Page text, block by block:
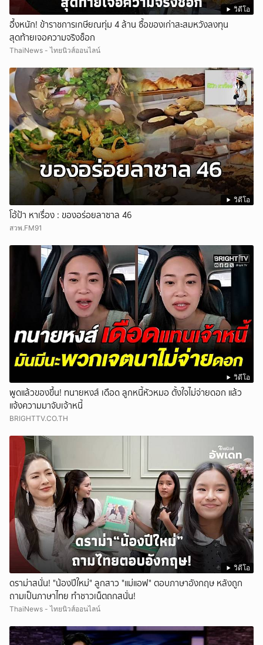
วิดีโอ
อึ้งหนัก! ข้าราชการเกษียณทุ่ม 4 ล้าน ซื้อของเก่าสะสมหวังลงทุน
สุดท้ายเจอความจริงช็อก
ThaiNews - ไทยนิวส์ออนไลน์
วิดีโอ
โอ้ป้า หาเรื่อง : ของอร่อยลาซาล 46
สวพ.FM91
วิดีโอ
พูดแล้วของขึ้น! ทนายหงส์ เดือด ลูกหนี้หัวหมอ ตั้งใจไม่จ่ายดอก แล้ว
แจ้งความมาจับเจ้าหนี้
BRIGHTTV.CO.TH
วิดีโอ
ดราม่าสนั่น! "น้องปีใหม่" ลูกสาว "แม่แอฟ" ตอบภาษาอังกฤษ หลังถูก
ถามเป็นภาษาไทย ทำชาวเน็ตถกสนั่น!
ThaiNews - ไทยนิวส์ออนไลน์